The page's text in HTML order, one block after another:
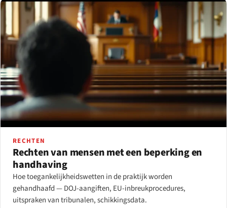
RECHTEN
Rechten van mensen met een beperking en
handhaving
Hoe toegankelijkheidswetten in de praktijk worden
gehandhaafd — DOJ-aangiften, EU-inbreukprocedures,
uitspraken van tribunalen, schikkingsdata.